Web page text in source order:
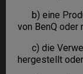
b) eine
von BenQ oder
c) die
hergestellt